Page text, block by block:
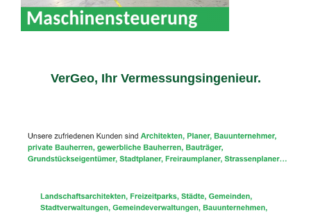
VerGeo, Ihr Vermessungsingenieur.